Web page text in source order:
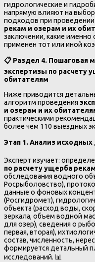
гидрологические и
напрямую влияют на
подходов при проведении
рекам и озерам и их
заключении, какие
применен тот или иной
📋 Раздел 4. Пошаговая
экспертизы по расчету
обитателям
Ниже приводится
алгоритм проведения
и озерам и их
практическими
более чем 110 выездных
Этап 1. Анализ
Эксперт изучает:
по расчету ущерба
обследования водного
Росрыболовство),
данные о фоновых
(Росгидромет),
объекта (расход воды,
зеркала, объем водной
для озер), сведения о
первая, вторая),
состав, численность,
формируется детальный
исследований. 📊